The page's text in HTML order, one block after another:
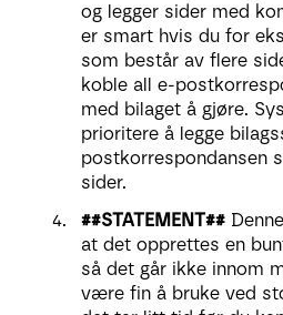
og legger sider med
er smart hvis du for
som består av flere
koble all e-
med bilaget å gjøre.
prioritere å legge
postkorrespondansen
sider.
##STATEMENT##
at det opprettes en
så det går ikke innom
være fin å bruke ved